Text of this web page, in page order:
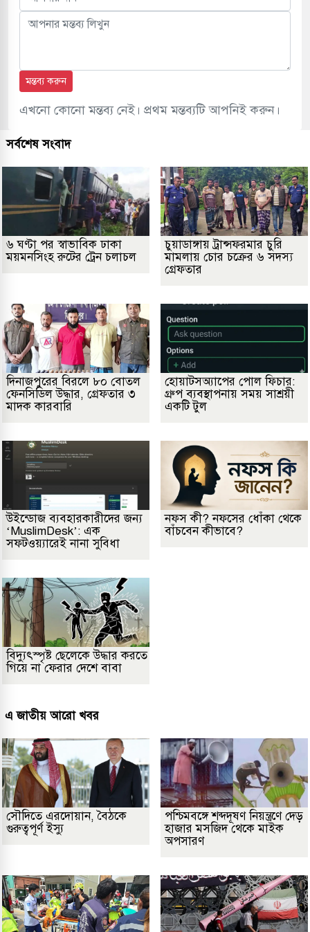
মন্তব্য করুন
এখনো কোনো মন্তব্য নেই। প্রথম মন্তব্যটি আপনিই করুন।
সর্বশেষ সংবাদ
৬ ঘণ্টা পর স্বাভাবিক ঢাকা
ময়মনসিংহ রুটের ট্রেন চলাচল
চুয়াডাঙ্গায় ট্রান্সফরমার চুরি
মামলায় চোর চক্রের ৬ সদস্য
গ্রেফতার
দিনাজপুরের বিরলে ৮০ বোতল
ফেনসিডিল উদ্ধার, গ্রেফতার ৩
মাদক কারবারি
হোয়াটসঅ্যাপের পোল ফিচার:
গ্রুপ ব্যবস্থাপনায় সময় সাশ্রয়ী
একটি টুল
উইন্ডোজ ব্যবহারকারীদের জন্য
‘MuslimDesk’: এক
সফটওয়্যারেই নানা সুবিধা
নফস কী? নফসের ধোঁকা থেকে
বাঁচবেন কীভাবে?
বিদ্যুৎস্পৃষ্ট ছেলেকে উদ্ধার করতে
গিয়ে না ফেরার দেশে বাবা
এ জাতীয় আরো খবর
সৌদিতে এরদোয়ান, বৈঠকে
গুরুত্বপূর্ণ ইস্যু
পশ্চিমবঙ্গে শব্দদূষণ নিয়ন্ত্রণে দেড়
হাজার মসজিদ থেকে মাইক
অপসারণ